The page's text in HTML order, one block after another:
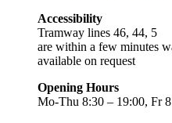
Accessibility
Tramway lines 46, 44, 5
are within a few minutes
available on request
Opening Hours
Mo-Thu 8:30 – 19:00, Fr